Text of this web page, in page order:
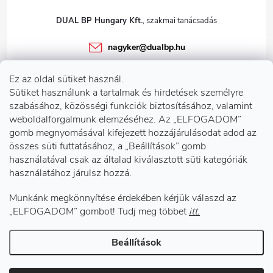
Ez az oldal sütiket használ.
Sütiket használunk a tartalmak és hirdetések személyre
szabásához, közösségi funkciók biztosításához, valamint
weboldalforgalmunk elemzéséhez. Az „ELFOGADOM”
gomb megnyomásával kifejezett hozzájárulásodat adod az
összes süti futtatásához, a „Beállítások” gomb
használatával csak az általad kiválasztott süti kategóriák
használatához járulsz hozzá.
Munkánk megkönnyítése érdekében kérjük válaszd az
„ELFOGADOM” gombot! Tudj meg többet itt.
Beállítások
Információk önnek
Telephelyeink
Facebook
DUAL BP Hungary Kft.
nagyker@dualbp.hu
dualbp.hu
Copyright 2026DUAL BP Hungary Kft.. Minden jog fenntartva.Süti
beállítások szerkesztése